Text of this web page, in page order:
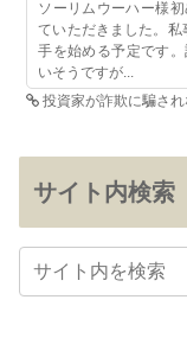
ソーリムウーハー様
ていただきました。
手を始める予定です
いそうですが...
投資家が詐欺に騙さ
サイト内検索